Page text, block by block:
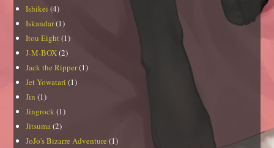
Ishikei (4)
Iskandar(1)
Itou Eight (1)
J-M-BOX(2)
Jack the Ripper(1)
Jet Yowatari (1)
Jin (1)
Jingrock (1)
Jitsuma(2)
JoJo's Bizarre Adventure (1)